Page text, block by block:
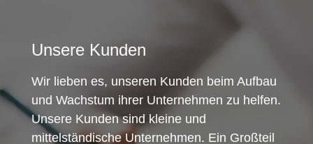
Unsere Kunden
Wir lieben es, unseren Kunden beim Aufbau
und Wachstum ihrer Unternehmen zu helfen.
Unsere Kunden sind kleine und
mittelständische Unternehmen. Ein Großteil